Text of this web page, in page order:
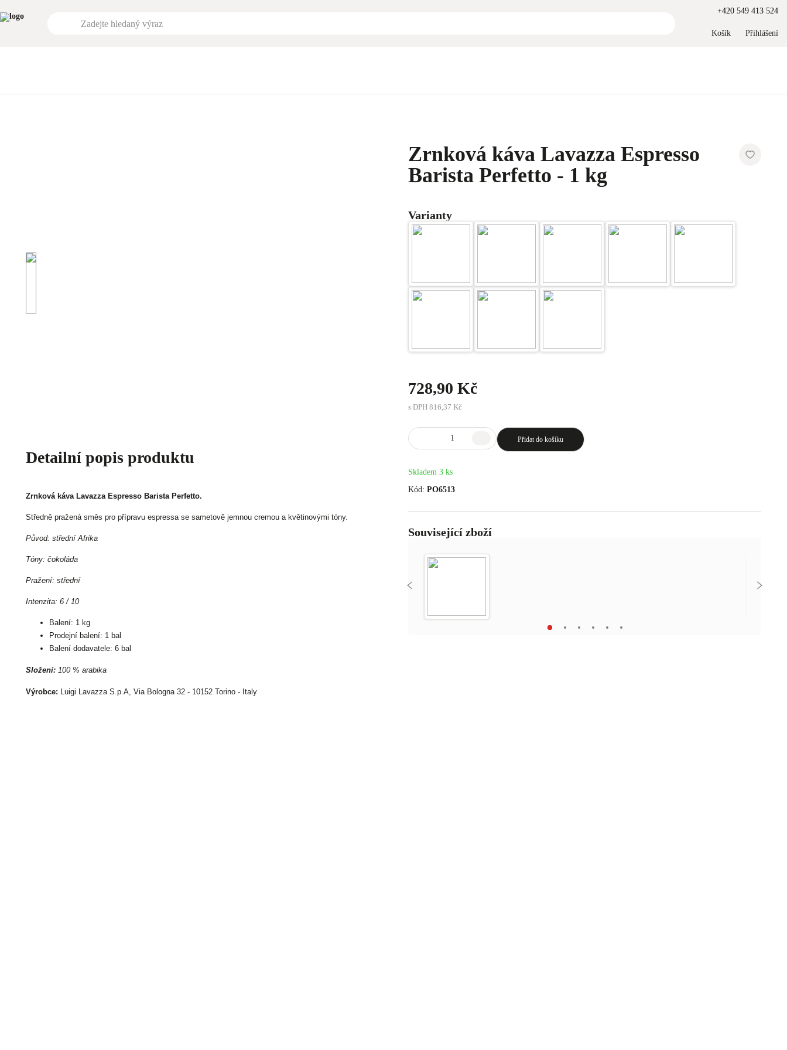
+420 549 413 524
Košík Přihlášení
Detailní popis produktu
Zrnková káva Lavazza Espresso Barista Perfetto.
Středně pražená směs pro přípravu espressa se sametově jemnou cremou a květinovými tóny.
Původ: střední Afrika
Tóny: čokoláda
Pražení: střední
Intenzita: 6 / 10
Balení: 1 kg
Prodejní balení: 1 bal
Balení dodavatele: 6 bal
Složení: 100 % arabika
Výrobce: Luigi Lavazza S.p.A, Via Bologna 32 - 10152 Torino - Italy
Zrnková káva Lavazza Espresso
Barista Perfetto - 1 kg
Varianty
728,90 Kč
s DPH 816,37 Kč
Přidat do košíku
Skladem 3 ks
Kód: PO6513
Související zboží